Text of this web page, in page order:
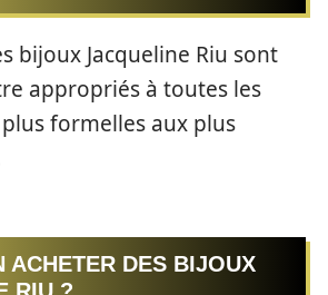
bijoux Jacqueline Riu sont
appropriés à toutes les
formelles aux plus
ACHETER DES BIJOUX
RIU ?